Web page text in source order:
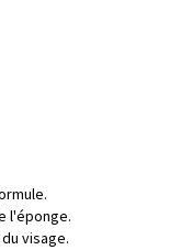
l'éponge.
visage.